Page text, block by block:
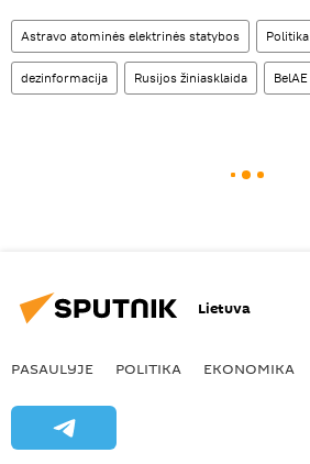
Astravo atominės elektrinės statybos Politika
dezinformacija Rusijos žiniasklaida BelAE
Lietuva
PASAULYJE POLITIKA EKONOMIKA